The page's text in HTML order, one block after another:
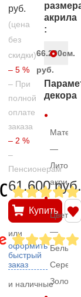
руб.
(цена
без
скидки)
– 5 %
– При
полной
оплате
заказа
– 2 %
–
Пенсионерам
61.600 руб.
Купить
или
оформить
быстрый
заказ
и наличные
акрила
:
66.200
руб.
см.
декора
—
Литой
акрил
Цвет
—
Белый,
Золото